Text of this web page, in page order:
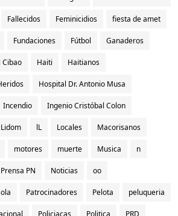
Fallecidos Feminicidios fiesta de amet
Fundaciones Fútbol Ganaderos
Cibao Haiti Haitianos
Hospital Dr. Antonio Musa
Incendio Ingenio Cristóbal Colon
Lidom lL Locales Macorisanos
motores muerte Musica n
PN Noticias oo
Patrocinadores Pelota peluqueria
Policiacas Politica PRD